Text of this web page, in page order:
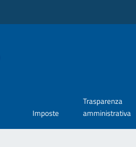
Imposte
Trasparenza
amministrativa